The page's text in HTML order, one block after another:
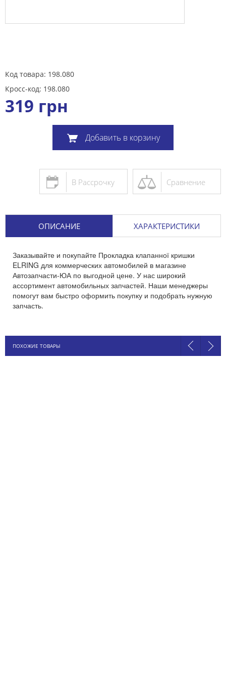
Код товара: 198.080
Кросс-код: 198.080
319 грн
Добавить в корзину
Сравнение
В Рассрочку
ОПИСАНИЕ ХАРАКТЕРИСТИКИ
Заказывайте и покупайте Прокладка клапанної кришки
ELRING для коммерческих автомобилей в магазине
Автозапчасти-ЮА по выгодной цене. У нас широкий
ассортимент автомобильных запчастей. Наши менеджеры
помогут вам быстро оформить покупку и подобрать нужную
запчасть.
ПОХОЖИЕ ТОВАРЫ